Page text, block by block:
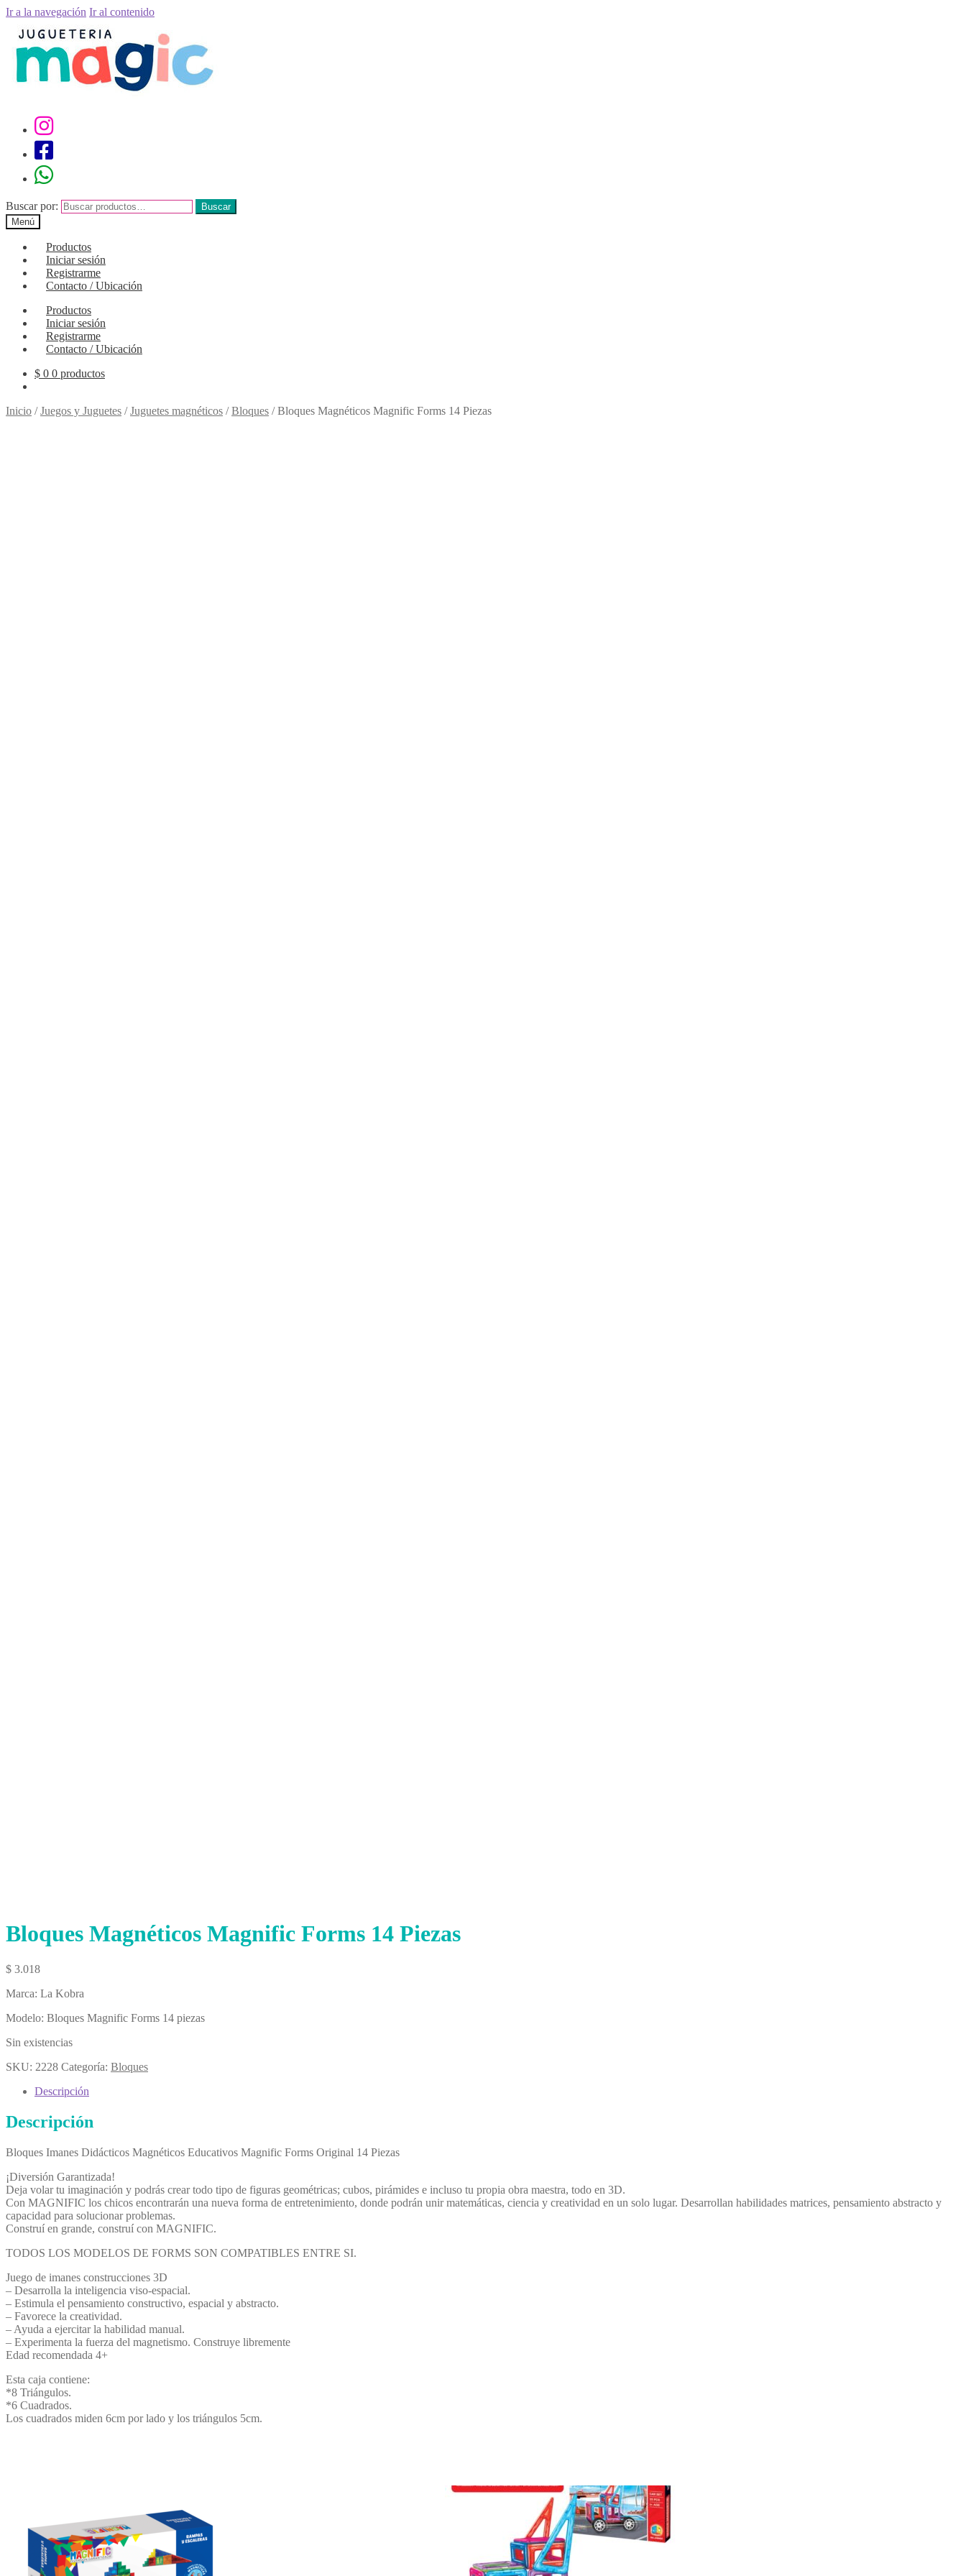
Ir a la navegación Ir al contenido
Buscar por:
Buscar
Menú
Productos
Iniciar sesión
Registrarme
Contacto / Ubicación
Productos
Iniciar sesión
Registrarme
Contacto / Ubicación
$ 0 0 productos
Inicio /Juegos y Juguetes /Juguetes magnéticos /Bloques /Bloques Magnéticos Magnific Forms 14 Piezas
Bloques Magnéticos Magnific Forms 14 Piezas
$ 3.018
Marca: La Kobra
Modelo: Bloques Magnific Forms 14 piezas
Sin existencias
SKU: 2228 Categoría: Bloques
Descripción
Descripción
Bloques Imanes Didácticos Magnéticos Educativos Magnific Forms Original 14 Piezas
¡Diversión Garantizada!
Deja volar tu imaginación y podrás crear todo tipo de figuras geométricas; cubos, pirámides e incluso tu propia obra maestra, todo en 3D.
Con MAGNIFIC los chicos encontrarán una nueva forma de entretenimiento, donde podrán unir matemáticas, ciencia y creatividad en un solo lugar. Desarrollan habilidades matrices, pensamiento abstracto y
capacidad para solucionar problemas.
Construí en grande, construí con MAGNIFIC.
TODOS LOS MODELOS DE FORMS SON COMPATIBLES ENTRE SI.
Juego de imanes construcciones 3D
– Desarrolla la inteligencia viso-espacial.
– Estimula el pensamiento constructivo, espacial y abstracto.
– Favorece la creatividad.
– Ayuda a ejercitar la habilidad manual.
– Experimenta la fuerza del magnetismo. Construye libremente
Edad recomendada 4+
Esta caja contiene:
*8 Triángulos.
*6 Cuadrados.
Los cuadrados miden 6cm por lado y los triángulos 5cm.